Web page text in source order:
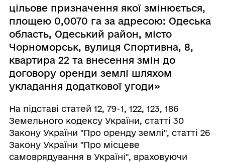
цільове призначення якої змінюється,
площею 0,0070 га за адресою: Одеська
область, Одеський район, місто
Чорноморськ, вулиця Спортивна, 8,
квартира 22 та внесення змін до
договору оренди землі шляхом
укладання додаткової угоди»
На підставі статей 12, 79-1, 122, 123, 186
Земельного кодексу України, статті 30
Закону України "Про оренду землі", статті 26
Закону України "Про місцеве
самоврядування в Україні", враховуючи